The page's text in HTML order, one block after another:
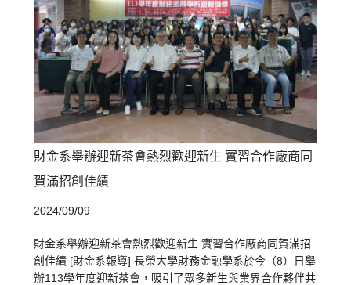
財金系舉辦迎新茶會熱烈歡迎新生 實習合作廠商同
賀滿招創佳績
2024/09/09
財金系舉辦迎新茶會熱烈歡迎新生 實習合作廠商同賀滿招
創佳績 [財金系報導] 長榮大學財務金融學系於今（8）日舉
辦113學年度迎新茶會，吸引了眾多新生與業界合作夥伴共